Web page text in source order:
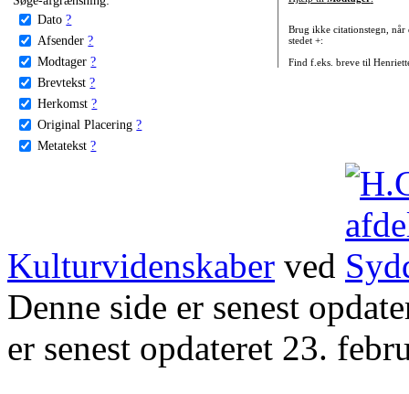
Dato ?
Afsender ?
Modtager ?
Brevtekst ?
Herkomst ?
Original Placering ?
Metatekst ?
Brug ikke citationstegn, når
stedet +:
Find f.eks. breve til
Kulturvidenskaber ved
Denne side er senest
er senest opdateret 23.